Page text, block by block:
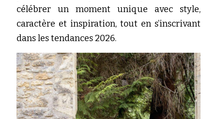
célébrer un moment unique avec style,
caractère et inspiration, tout en s’inscrivant
dans les tendances 2026.